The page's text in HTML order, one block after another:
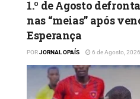
1.º de Agosto
nas “meias” após
Esperança
PORJORNAL OPAÍS 6 de Agosto, 2026